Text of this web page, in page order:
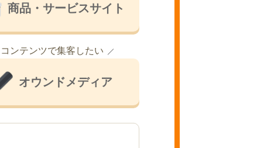
商品・サービスサイト
コンテンツで集客したい
オウンドメディア